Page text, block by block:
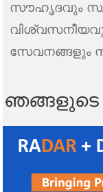
സൗഹൃദവും
സേവനങ്ങളും